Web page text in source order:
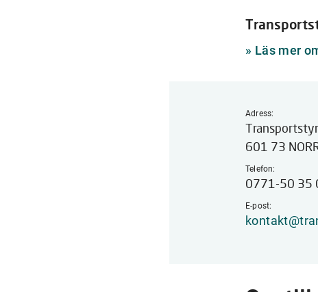
» Läs mer
Adress:
601 73
Telefon:
0771-50 35
E-post: